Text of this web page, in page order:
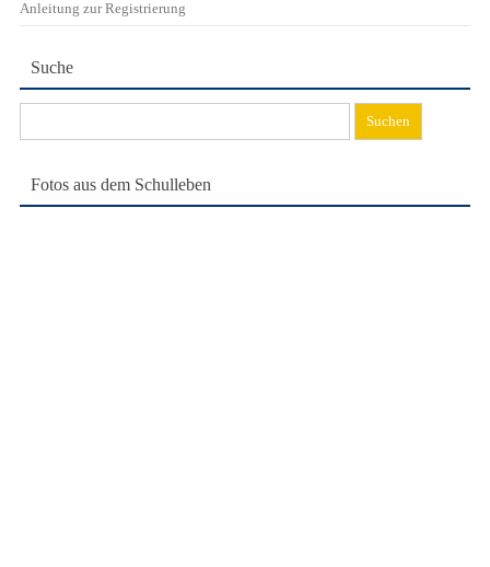
Anleitung zur Registrierung
Suche
nach:
Fotos aus dem Schulleben